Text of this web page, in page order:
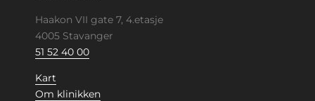
Haakon VII gate 7, 4.etasje
4005 Stavanger
51 52 40 00
Kart
Om klinikken